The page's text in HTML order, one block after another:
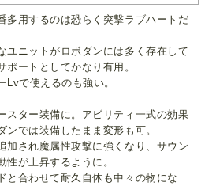
多用するのは恐らく突撃ラブハートだ
ユニットがロボダンには多く存在して
ートとしてかなり有用。
Lvで使えるのも強い。
スター装備に。アビリティ一式の効果
では装備したまま変形も可。
加され魔属性攻撃に強くなり、サウン
性が上昇するように。
と合わせて耐久自体も中々の物にな